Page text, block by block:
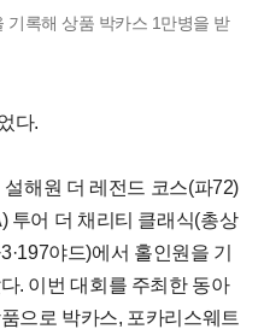
기록해 상품 박카스 1만병을 받
다.
해원 더 레전드 코스(파72)
투어 더 채리티 클래식(총상
야드)에서 홀인원을 기
. 이번 대회를 주최한 동아
으로 박카스, 포카리스웨트